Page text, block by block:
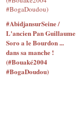
#AbidjansurSeine /
L'ancien Pan Guillaume
Soro a le Bourdon ...
dans sa manche !
(#Bouaké2004
#BogaDoudou)